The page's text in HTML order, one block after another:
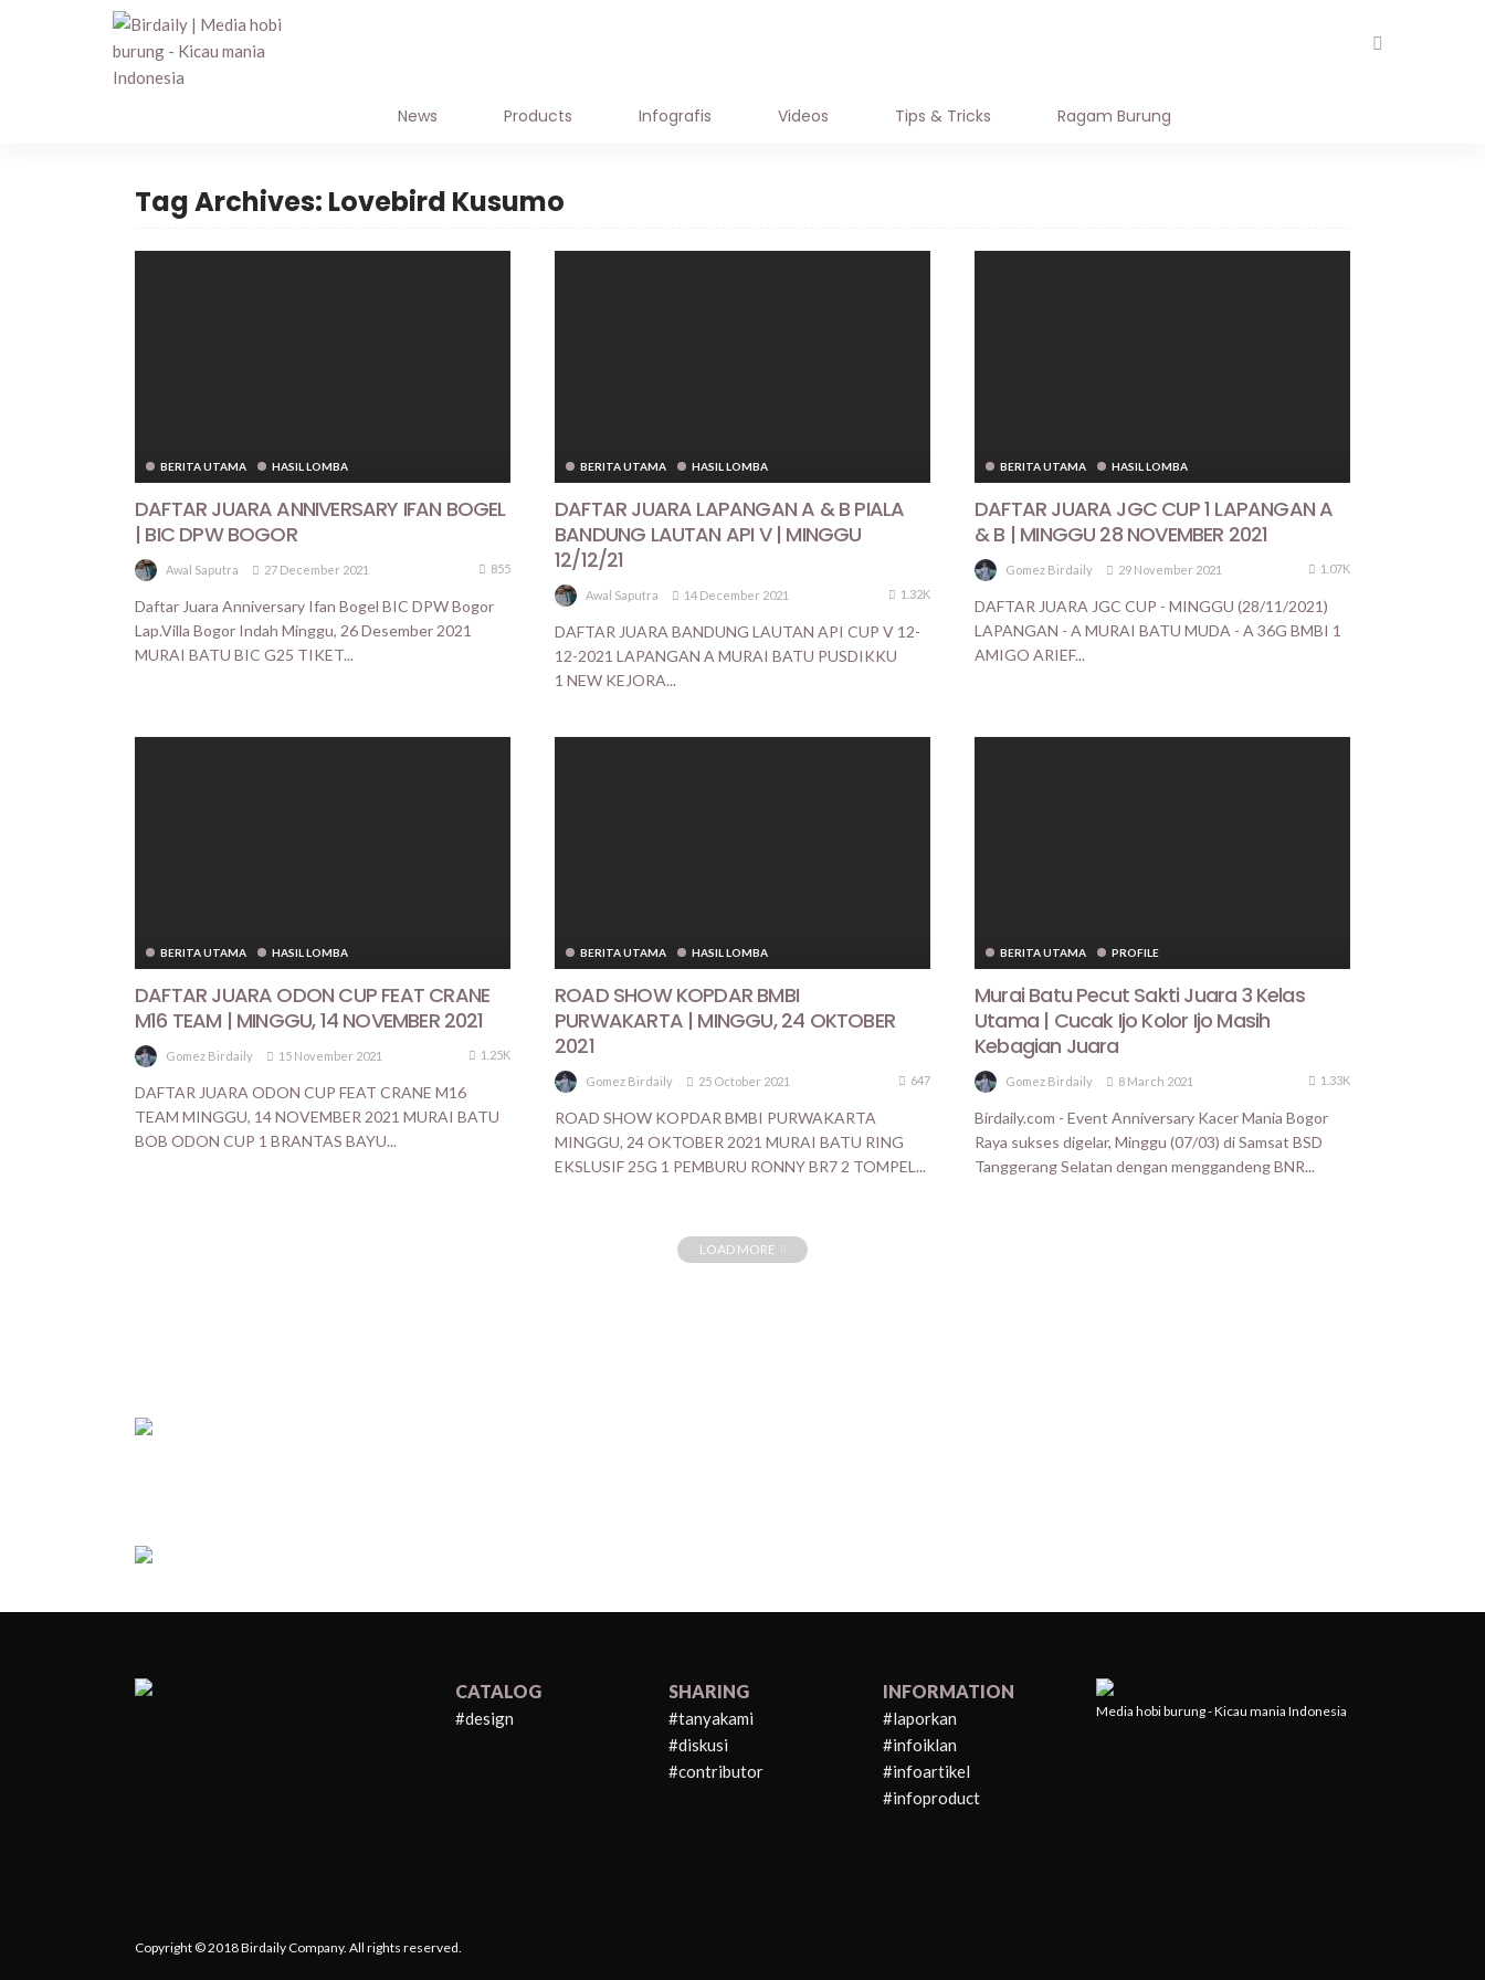
News Products Infografis Videos Tips & Tricks Ragam Burung
Tag Archives: Lovebird Kusumo
BERITA UTAMA HASIL LOMBA
DAFTAR JUARA ANNIVERSARY IFAN BOGEL
| BIC DPW BOGOR
Awal Saputra 27 December 2021 855
Daftar Juara Anniversary Ifan Bogel BIC DPW Bogor
Lap.Villa Bogor Indah Minggu, 26 Desember 2021
MURAI BATU BIC G25 TIKET...
BERITA UTAMA HASIL LOMBA
DAFTAR JUARA LAPANGAN A & B PIALA
BANDUNG LAUTAN API V | MINGGU
12/12/21
Awal Saputra 14 December 2021 1.32K
DAFTAR JUARA BANDUNG LAUTAN API CUP V 12-
12-2021 LAPANGAN A MURAI BATU PUSDIKKU
1 NEW KEJORA...
BERITA UTAMA HASIL LOMBA
DAFTAR JUARA JGC CUP 1 LAPANGAN A
& B | MINGGU 28 NOVEMBER 2021
Gomez Birdaily 29 November 2021 1.07K
DAFTAR JUARA JGC CUP - MINGGU (28/11/2021)
LAPANGAN - A MURAI BATU MUDA - A 36G BMBI 1
AMIGO ARIEF...
BERITA UTAMA HASIL LOMBA
DAFTAR JUARA ODON CUP FEAT CRANE
M16 TEAM | MINGGU, 14 NOVEMBER 2021
Gomez Birdaily 15 November 2021 1.25K
DAFTAR JUARA ODON CUP FEAT CRANE M16
TEAM MINGGU, 14 NOVEMBER 2021 MURAI BATU
BOB ODON CUP 1 BRANTAS BAYU...
BERITA UTAMA HASIL LOMBA
ROAD SHOW KOPDAR BMBI
PURWAKARTA | MINGGU, 24 OKTOBER
2021
Gomez Birdaily 25 October 2021 647
ROAD SHOW KOPDAR BMBI PURWAKARTA
MINGGU, 24 OKTOBER 2021 MURAI BATU RING
EKSLUSIF 25G 1 PEMBURU RONNY BR7 2 TOMPEL...
BERITA UTAMA PROFILE
Murai Batu Pecut Sakti Juara 3 Kelas
Utama | Cucak Ijo Kolor Ijo Masih
Kebagian Juara
Gomez Birdaily 8 March 2021 1.33K
Birdaily.com - Event Anniversary Kacer Mania Bogor
Raya sukses digelar, Minggu (07/03) di Samsat BSD
Tanggerang Selatan dengan menggandeng BNR...
LOAD MORE
CATALOG
#design
SHARING
#tanyakami
#diskusi
#contributor
INFORMATION
#laporkan
#infoiklan
#infoartikel
#infoproduct
Media hobi burung - Kicau mania Indonesia
Copyright © 2018 Birdaily Company. All rights reserved.